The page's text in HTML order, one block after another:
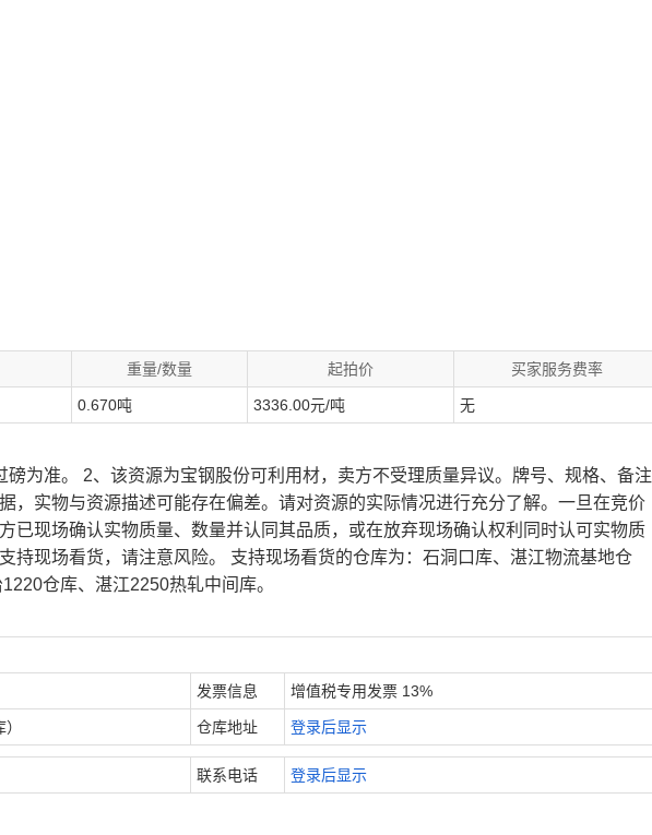
重量/数量 起拍价 买家服务费率
0.670吨 3336.00元/吨 无
为准。 2、该资源为宝钢股份可利用材，卖方不受理质量异议。牌号、规格、备注
，实物与资源描述可能存在偏差。请对资源的实际情况进行充分了解。一旦在竞价
已现场确认实物质量、数量并认同其品质，或在放弃现场确认权利同时认可实物质
持现场看货，请注意风险。 支持现场看货的仓库为：石洞口库、湛江物流基地仓
仓库、湛江2250热轧中间库。
发票信息 增值税专用发票 13%
仓库地址 登录后显示
联系电话 登录后显示